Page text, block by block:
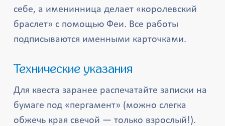
себе, а именинница делает «королевский
браслет» с помощью Феи. Все работы
подписываются именными карточками.
Технические указания
Для квеста заранее распечатайте записки на
бумаге под «пергамент» (можно слегка
обжечь края свечой — только взрослый!).